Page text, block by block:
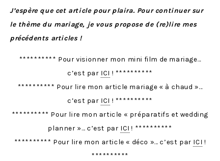
J’espère que cet article pour plaira. Pour continuer sur
le thème du mariage, je vous propose de (re)lire mes
précédents articles !
********** Pour visionner mon mini film de mariage…
c’est par ICI ! **********
********** Pour lire mon article mariage « à chaud »…
c’est par ICI ! **********
********** Pour lire mon article « préparatifs et wedding
planner »… c’est par ICI ! **********
********** Pour lire mon article « déco »… c’est par ICI !
**********